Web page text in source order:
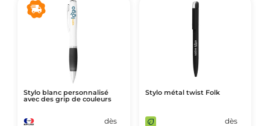
Stylo blanc personnalisé
avec des grip de couleurs
dès
Stylo métal twist Folk
dès